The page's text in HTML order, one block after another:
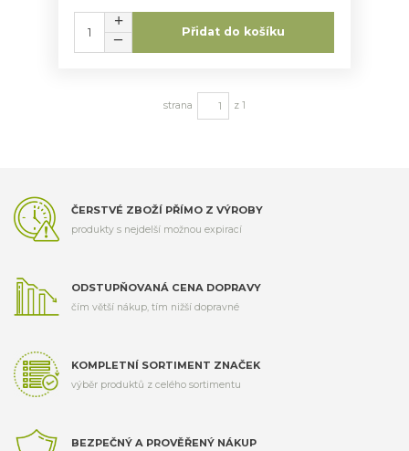
Přidat do košíku
strana z 1
ČERSTVÉ ZBOŽÍ PŘÍMO Z VÝROBY
produkty s nejdelší možnou expirací
ODSTUPŇOVANÁ CENA DOPRAVY
čím větší nákup, tím nižší dopravné
KOMPLETNÍ SORTIMENT ZNAČEK
výběr produktů z celého sortimentu
BEZPEČNÝ A PROVĚŘENÝ NÁKUP